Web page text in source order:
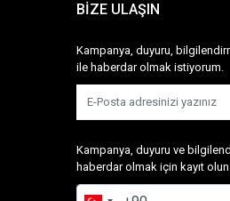
BİZE ULAŞIN
Kampanya, duyuru,
ile haberdar olmak istiyorum.
Kampanya, duyuru ve
haberdar olmak için kayıt